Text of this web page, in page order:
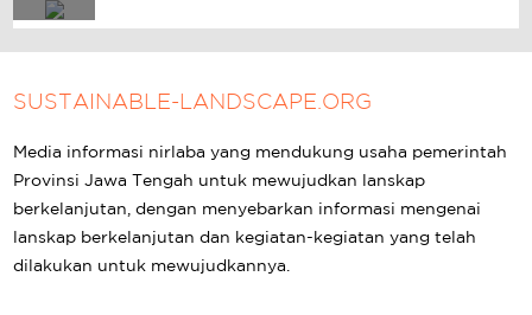
SUSTAINABLE-LANDSCAPE.ORG
Media informasi nirlaba yang mendukung usaha pemerintah
Provinsi Jawa Tengah untuk mewujudkan lanskap
berkelanjutan, dengan menyebarkan informasi mengenai
lanskap berkelanjutan dan kegiatan-kegiatan yang telah
dilakukan untuk mewujudkannya.